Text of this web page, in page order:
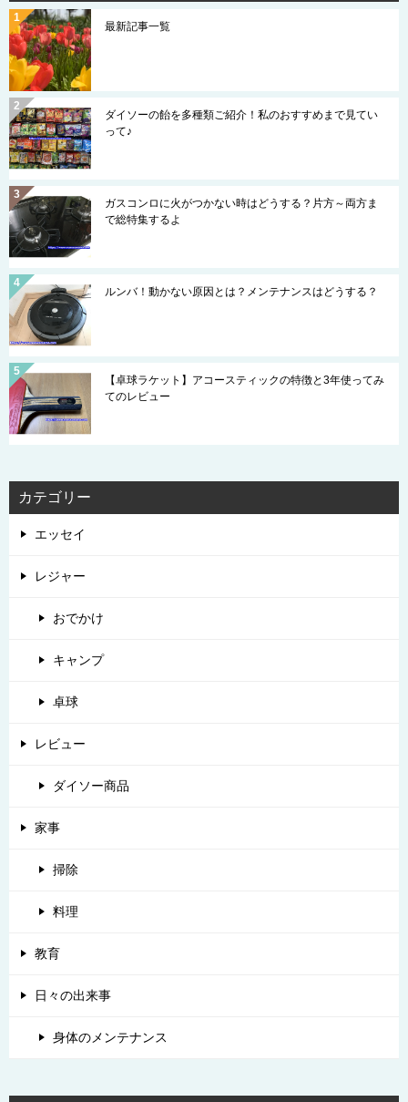
最新記事一覧
ダイソーの飴を多種類ご紹介！私のおすすめまで見てい
って♪
ガスコンロに火がつかない時はどうする？片方～両方ま
で総特集するよ
ルンバ！動かない原因とは？メンテナンスはどうする？
【卓球ラケット】アコースティックの特徴と3年使ってみ
てのレビュー
カテゴリー
エッセイ
レジャー
おでかけ
キャンプ
卓球
レビュー
ダイソー商品
家事
掃除
料理
教育
日々の出来事
身体のメンテナンス